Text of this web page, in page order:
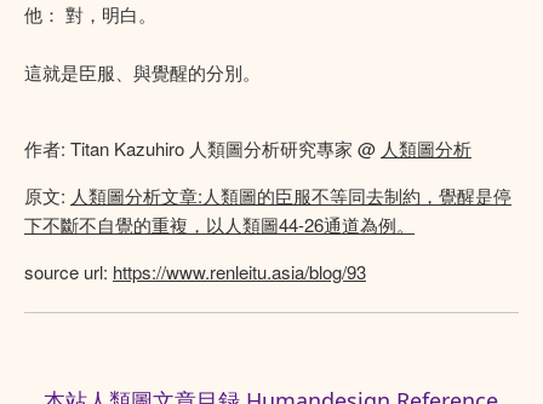
他： 對，明白。
這就是臣服、與覺醒的分別。
作者: Titan Kazuhiro 人類圖分析研究專家 @ 人類圖分析
原文: 人類圖分析文章:人類圖的臣服不等同去制約，覺醒是停
下不斷不自覺的重複，以人類圖44-26通道為例。
source url: https://www.renleitu.asia/blog/93